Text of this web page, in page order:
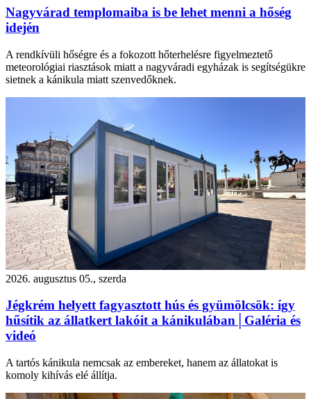
Nagyvárad templomaiba is be lehet menni a hőség
idején
A rendkívüli hőségre és a fokozott hőterhelésre figyelmeztető
meteorológiai riasztások miatt a nagyváradi egyházak is segítségükre
sietnek a kánikula miatt szenvedőknek.
2026. augusztus 05., szerda
Jégkrém helyett fagyasztott hús és gyümölcsök: így
hűsítik az állatkert lakóit a kánikulában│Galéria és
videó
A tartós kánikula nemcsak az embereket, hanem az állatokat is
komoly kihívás elé állítja.